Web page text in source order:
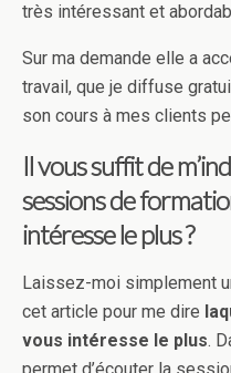
très intéressant et
Sur ma demande elle a
travail, que je diffuse
son cours à mes clients
Il vous suffit de
sessions de
intéresse le plus ?
Laissez-moi simplement
cet article pour me dire
vous intéresse le plus.